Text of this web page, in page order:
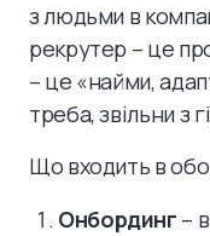
з людьми в
рекрутер – це
– це «найми,
треба, звільни з
Що входить в
Онбординг –